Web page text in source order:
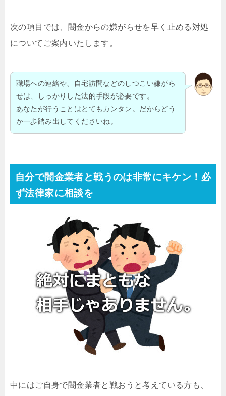
次の項目では、闇金からの嫌がらせを早く止める対処
についてご案内いたします。
職場への連絡や、自宅訪問などのしつこい嫌がら
せは、しっかりした法的手段が必要です。
あなたが行うことはとてもカンタン。だからどう
か一歩踏み出してくださいね。
自分で闇金業者と戦うのは非常にキケン！必
ず法律家に相談を
中にはご自身で闇金業者と戦おうと考えている方も、